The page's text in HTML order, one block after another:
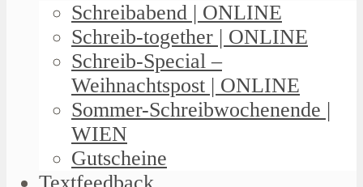
Schreibabend | ONLINE
Schreib-together | ONLINE
Schreib-Special –
Weihnachtspost | ONLINE
Sommer-Schreibwochenende |
WIEN
Gutscheine